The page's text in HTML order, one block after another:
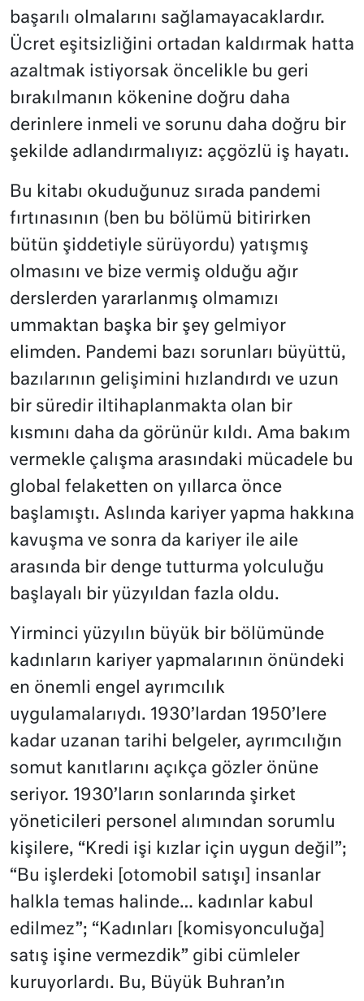
başarılı olmalarını sağlamayacaklardır.
Ücret eşitsizliğini ortadan kaldırmak hatta
azaltmak istiyorsak öncelikle bu geri
bırakılmanın kökenine doğru daha
derinlere inmeli ve sorunu daha doğru bir
şekilde adlandırmalıyız: açgözlü iş hayatı.
Bu kitabı okuduğunuz sırada pandemi
fırtınasının (ben bu bölümü bitirirken
bütün şiddetiyle sürüyordu) yatışmış
olmasını ve bize vermiş olduğu ağır
derslerden yararlanmış olmamızı
ummaktan başka bir şey gelmiyor
elimden. Pandemi bazı sorunları büyüttü,
bazılarının gelişimini hızlandırdı ve uzun
bir süredir iltihaplanmakta olan bir
kısmını daha da görünür kıldı. Ama bakım
vermekle çalışma arasındaki mücadele bu
global felaketten on yıllarca önce
başlamıştı. Aslında kariyer yapma hakkına
kavuşma ve sonra da kariyer ile aile
arasında bir denge tutturma yolculuğu
başlayalı bir yüzyıldan fazla oldu.
Yirminci yüzyılın büyük bir bölümünde
kadınların kariyer yapmalarının önündeki
en önemli engel ayrımcılık
uygulamalarıydı. 1930’lardan 1950’lere
kadar uzanan tarihi belgeler, ayrımcılığın
somut kanıtlarını açıkça gözler önüne
seriyor. 1930’ların sonlarında şirket
yöneticileri personel alımından sorumlu
kişilere, “Kredi işi kızlar için uygun değil”;
“Bu işlerdeki [otomobil satışı] insanlar
halkla temas halinde… kadınlar kabul
edilmez”; “Kadınları [komisyonculuğa]
satış işine vermezdik” gibi cümleler
kuruyorlardı. Bu, Büyük Buhran’ın